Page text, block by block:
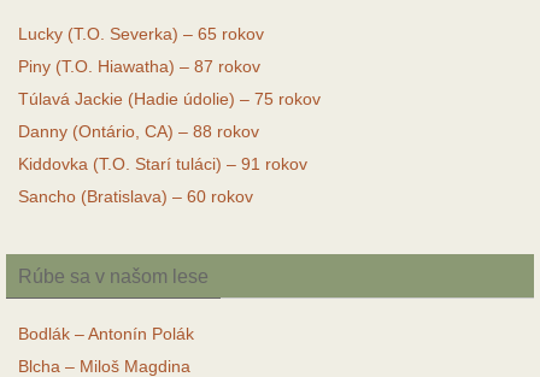
Lucky (T.O. Severka) – 65 rokov
Piny (T.O. Hiawatha) – 87 rokov
Túlavá Jackie (Hadie údolie) – 75 rokov
Danny (Ontário, CA) – 88 rokov
Kiddovka (T.O. Starí tuláci) – 91 rokov
Sancho (Bratislava) – 60 rokov
Rúbe sa v našom lese
Bodlák – Antonín Polák
Blcha – Miloš Magdina